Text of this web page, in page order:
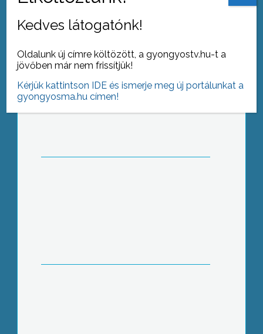
Névadójáról szeretne szobrot
elhelyezni a Fő téren a Puky Árpád
Emlékbizottság
Kedves látogatónk!
Oldalunk új címre költözött, a gyongyostv.hu-t a
jövőben már nem frissítjük!
Kérjük kattintson IDE és ismerje meg új portálunkat a
gyongyosma.hu címen!